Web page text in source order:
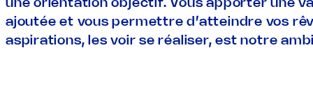
une orientation objectif. Vous apporter une
ajoutée et vous permettre d’atteindre vos
aspirations, les voir se réaliser, est notre